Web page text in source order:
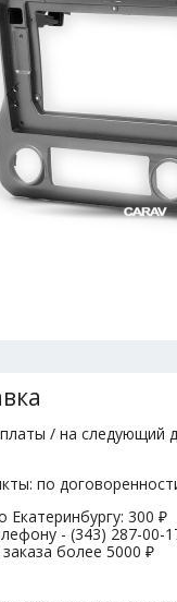
/ на следующий
по
300 ₽
- (343) 287-00-
более 5000 ₽